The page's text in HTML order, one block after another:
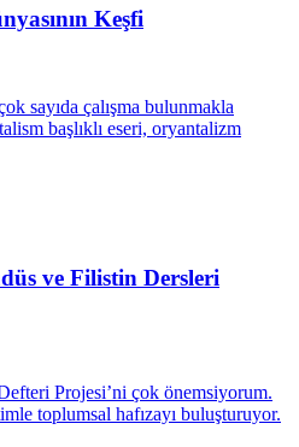
Keşfi
sayıda çalışma bulunmakla
başlıklı eseri, oryantalizm
ve Filistin Dersleri
Projesi’ni çok önemsiyorum.
toplumsal hafızayı buluşturuyor.